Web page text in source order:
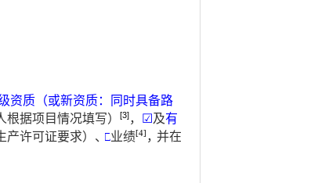
资质（或新资质：同时具备路
根据项目情况填写） [3]， ☑及有
许可证要求） 、 □业绩[4] ， 并在